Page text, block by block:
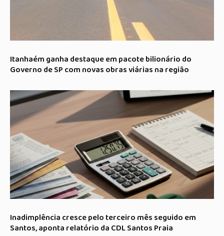
Itanhaém ganha destaque em pacote bilionário do
Governo de SP com novas obras viárias na região
Inadimplência cresce pelo terceiro mês seguido em
Santos, aponta relatório da CDL Santos Praia